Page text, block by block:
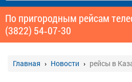
По пригородным рейсам
(3822) 54‑07-30
Главная Новости рейсы в